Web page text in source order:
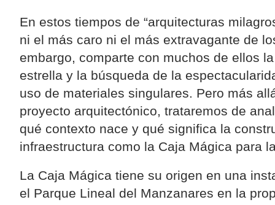
En estos tiempos de “arquitecturas
ni el más caro ni el más extravagante de
embargo, comparte con muchos de ellos
estrella y la búsqueda de la
uso de materiales singulares. Pero más
proyecto arquitectónico, trataremos de
qué contexto nace y qué significa la
infraestructura como la Caja Mágica para
La Caja Mágica tiene su origen en una
el Parque Lineal del Manzanares en la